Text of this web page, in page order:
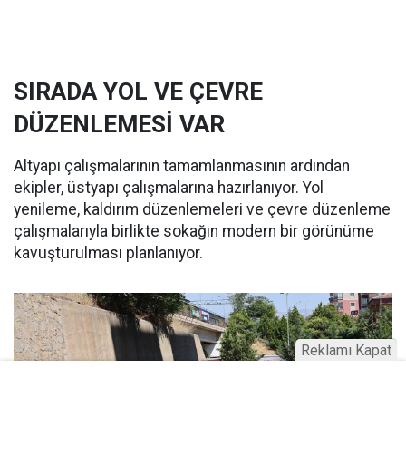
SIRADA YOL VE ÇEVRE
DÜZENLEMESİ VAR
Altyapı çalışmalarının tamamlanmasının ardından
ekipler, üstyapı çalışmalarına hazırlanıyor. Yol
yenileme, kaldırım düzenlemeleri ve çevre düzenleme
çalışmalarıyla birlikte sokağın modern bir görünüme
kavuşturulması planlanıyor.
Reklamı Kapat